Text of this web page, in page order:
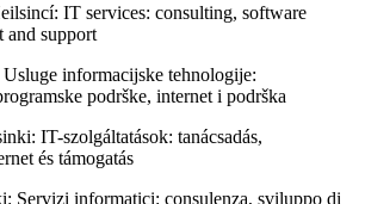
IT services: consulting, software
and support
informacijske tehnologije:
podrške, internet i podrška
IT-szolgáltatások: tanácsadás,
és támogatás
Servizi informatici: consulenza, sviluppo di